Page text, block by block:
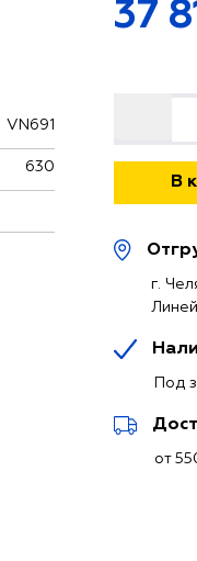
VN691
630
37
В
г.
Под
от